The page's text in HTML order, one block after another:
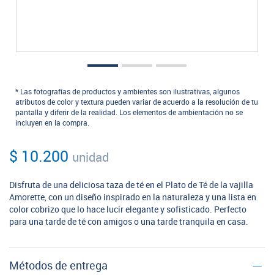
* Las fotografías de productos y ambientes son ilustrativas, algunos
atributos de color y textura pueden variar de acuerdo a la resolución de tu
pantalla y diferir de la realidad. Los elementos de ambientación no se
incluyen en la compra.
$ 10.200 unidad
Disfruta de una deliciosa taza de té en el Plato de Té de la vajilla
Amorette, con un diseño inspirado en la naturaleza y una lista en
color cobrizo que lo hace lucir elegante y sofisticado. Perfecto
para una tarde de té con amigos o una tarde tranquila en casa.
Métodos de entrega